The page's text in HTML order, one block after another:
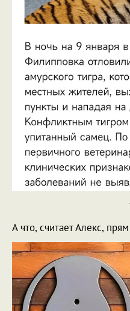
А что, считает Алекс,